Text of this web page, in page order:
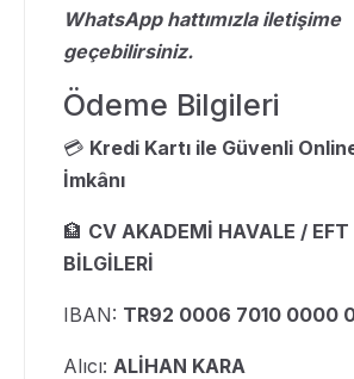
WhatsApp hattımızla iletişime
geçebilirsiniz.
Ödeme Bilgileri
💳 Kredi Kartı ile Güvenli
İmkânı
🏦 CV AKADEMİ HAVALE / EFT
BİLGİLERİ
IBAN: TR92 0006 7010 0000
Alıcı: ALİHAN KARA